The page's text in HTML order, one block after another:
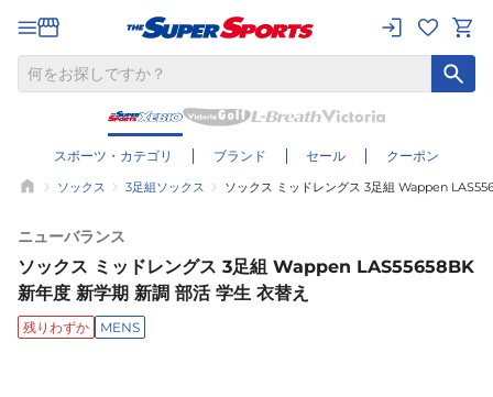
スポーツ・カテゴリ ブランド セール クーポン
ソックス 3足組ソックス ソックス ミッドレングス 3足組 Wappen
ニューバランス
ソックス ミッドレングス 3足組 Wappen LAS55658BK
新年度 新学期 新調 部活 学生 衣替え
残りわずか MENS